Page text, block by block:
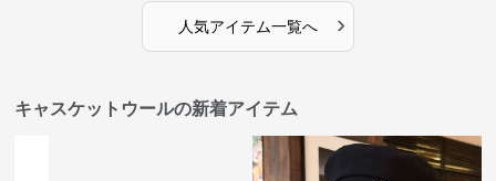
人気アイテム一覧へ ›
キャスケットウールの新着アイテム